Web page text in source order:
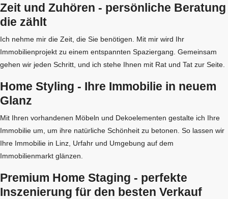
Zeit und Zuhören - persönliche Beratung
die zählt
Ich nehme mir die Zeit, die Sie benötigen. Mit mir wird Ihr
Immobilienprojekt zu einem entspannten Spaziergang. Gemeinsam
gehen wir jeden Schritt, und ich stehe Ihnen mit Rat und Tat zur Seite.
Home Styling - Ihre Immobilie in neuem
Glanz
Mit Ihren vorhandenen Möbeln und Dekoelementen gestalte ich Ihre
Immobilie um, um ihre natürliche Schönheit zu betonen. So lassen wir
Ihre Immobilie in Linz, Urfahr und Umgebung auf dem
Immobilienmarkt glänzen.
Premium Home Staging - perfekte
Inszenierung für den besten Verkauf